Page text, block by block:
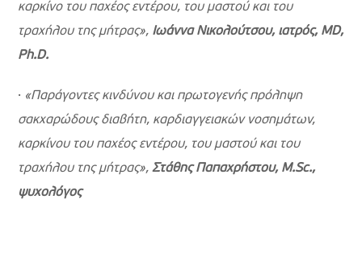
καρκίνο του παχέος εντέρου, του μαστού και του
τραχήλου της μήτρας», Ιωάννα Νικολούτσου, ιατρός, MD,
Ph.D.
· «Παράγοντες κινδύνου και πρωτογενής πρόληψη
σακχαρώδους διαβήτη, καρδιαγγειακών νοσημάτων,
καρκίνου του παχέος εντέρου, του μαστού και του
τραχήλου της μήτρας»,Στάθης Παπαχρήστου, M.Sc.,
ψυχολόγος